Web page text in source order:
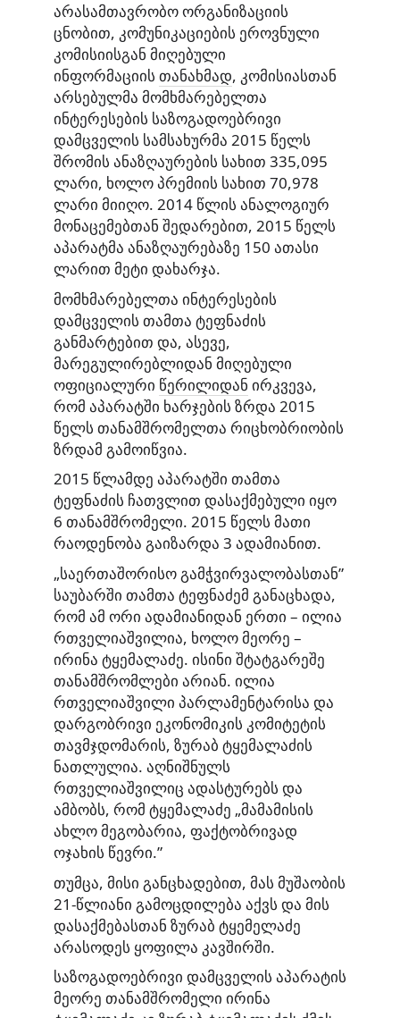
არასამთავრობო ორგანიზაციის
ცნობით, კომუნიკაციების ეროვნული
კომისიისგან მიღებული
ინფორმაციის თანახმად, კომისიასთან
არსებულმა მომხმარებელთა
ინტერესების საზოგადოებრივი
დამცველის სამსახურმა 2015 წელს
შრომის ანაზღაურების სახით 335,095
ლარი, ხოლო პრემიის სახით 70,978
ლარი მიიღო. 2014 წლის ანალოგიურ
მონაცემებთან შედარებით, 2015 წელს
აპარატმა ანაზღაურებაზე 150 ათასი
ლარით მეტი დახარჯა.
მომხმარებელთა ინტერესების
დამცველის თამთა ტეფნაძის
განმარტებით და, ასევე,
მარეგულირებლიდან მიღებული
ოფიციალური წერილიდან ირკვევა,
რომ აპარატში ხარჯების ზრდა 2015
წელს თანამშრომელთა რიცხობრიობის
ზრდამ გამოიწვია.
2015 წლამდე აპარატში თამთა
ტეფნაძის ჩათვლით დასაქმებული იყო
6 თანამშრომელი. 2015 წელს მათი
რაოდენობა გაიზარდა 3 ადამიანით.
„საერთაშორისო გამჭვირვალობასთან”
საუბარში თამთა ტეფნაძემ განაცხადა,
რომ ამ ორი ადამიანიდან ერთი – ილია
რთველიაშვილია, ხოლო მეორე –
ირინა ტყემალაძე. ისინი შტატგარეშე
თანამშრომლები არიან. ილია
რთველიაშვილი პარლამენტარისა და
დარგობრივი ეკონომიკის კომიტეტის
თავმჯდომარის, ზურაბ ტყემალაძის
ნათლულია. აღნიშნულს
რთველიაშვილიც ადასტურებს და
ამბობს, რომ ტყემალაძე „მამამისის
ახლო მეგობარია, ფაქტობრივად
ოჯახის წევრი.”
თუმცა, მისი განცხადებით, მას მუშაობის
21-წლიანი გამოცდილება აქვს და მის
დასაქმებასთან ზურაბ ტყემელაძე
არასოდეს ყოფილა კავშირში.
საზოგადოებრივი დამცველის აპარატის
მეორე თანამშრომელი ირინა